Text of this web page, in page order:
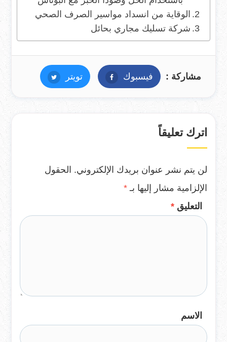
الوقاية من انسداد مواسير الصرف الصحي
شركة تسليك مجاري بحائل
مشاركة : فيسبوك فيسبوكتويتر تويتر
اترك تعليقاً
لن يتم نشر عنوان بريدك الإلكتروني. الحقول
الإلزامية مشار إليها بـ *
التعليق *
الاسم